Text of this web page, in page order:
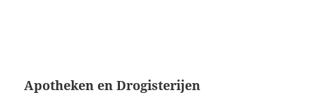
Apotheken en Drogisterijen